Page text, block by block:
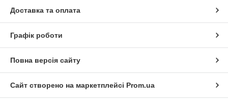
Доставка та оплата
Графік роботи
Повна версія сайту
Сайт створено на маркетплейсі Prom.ua